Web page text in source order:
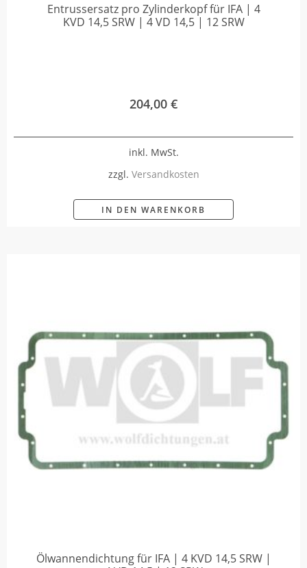
Entrussersatz pro Zylinderkopf für IFA | 4
KVD 14,5 SRW | 4 VD 14,5 | 12 SRW
204,00 €
inkl. MwSt.
zzgl. Versandkosten
IN DEN WARENKORB
Ölwannendichtung für IFA | 4 KVD 14,5 SRW |